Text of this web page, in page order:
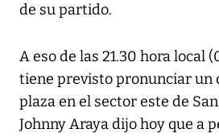
de su partido.
A eso de las 21.30 hora local
tiene previsto pronunciar un
plaza en el sector este de
Johnny Araya dijo hoy que a